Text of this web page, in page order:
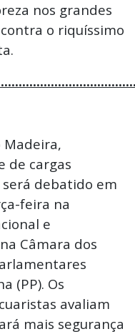
nos grandes
o riquíssimo
Madeira,
de cargas
será debatido em
feira na
e
Câmara dos
(PP). Os
avaliam
mais segurança